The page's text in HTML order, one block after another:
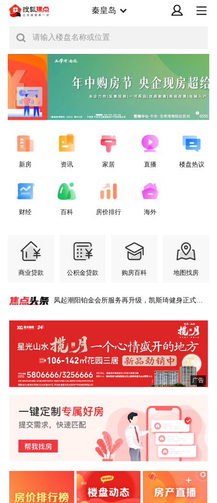
秦皇岛
请输入楼盘名称或位置
广告
新房 资讯 家居 直播 楼盘热议
财经 百科 房价排行 海外
商业贷款 公积金贷款 购房百科 地图找房
社区火了！
凤起潮阳铂金会所服务再升级，凯斯琦健身正式签
广！
广告